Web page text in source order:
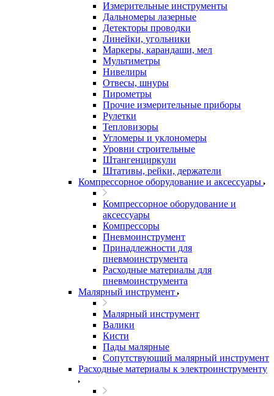
Измерительные инструменты
Дальномеры лазерные
Детекторы проводки
Линейки, угольники
Маркеры, карандаши, мел
Мультиметры
Нивелиры
Отвесы, шнуры
Пирометры
Прочие измерительные приборы
Рулетки
Тепловизоры
Угломеры и уклономеры
Уровни строительные
Штангенциркули
Штативы, рейки, держатели
Компрессорное оборудование и аксессуары
Компрессорное оборудование и
аксессуары
Компрессоры
Пневмоинструмент
Принадлежности для
пневмоинструмента
Расходные материалы для
пневмоинструмента
Малярный инструмент
Малярный инструмент
Валики
Кисти
Пады малярные
Сопутствующий малярный инструмент
Расходные материалы к электроинструменту